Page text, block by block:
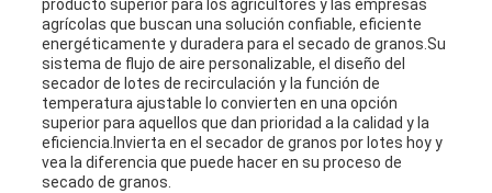
producto superior para los agricultores y las empresas
agrícolas que buscan una solución confiable, eficiente
energéticamente y duradera para el secado de granos.Su
sistema de flujo de aire personalizable, el diseño del
secador de lotes de recirculación y la función de
temperatura ajustable lo convierten en una opción
superior para aquellos que dan prioridad a la calidad y la
eficiencia.Invierta en el secador de granos por lotes hoy y
vea la diferencia que puede hacer en su proceso de
secado de granos.